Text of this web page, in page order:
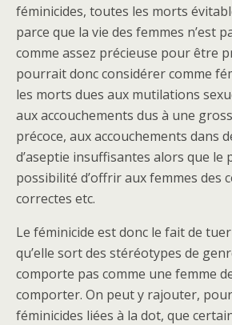
féminicides, toutes les morts
parce que la vie des femmes n’est
comme assez précieuse pour être
pourrait donc considérer comme
les morts dues aux mutilations
aux accouchements dus à une
précoce, aux accouchements dans
d’aseptie insuffisantes alors que le
possibilité d’offrir aux femmes des
correctes etc.
Le féminicide est donc le fait de
qu’elle sort des stéréotypes de
comporte pas comme une femme
comporter. On peut y rajouter, pour
féminicides liées à la dot, que